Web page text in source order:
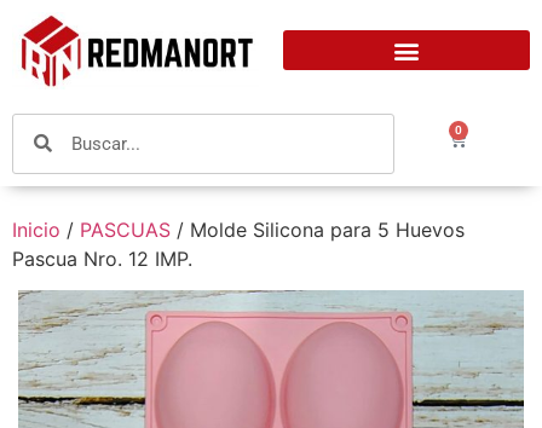
0
Inicio / PASCUAS / Molde Silicona para 5 Huevos
Pascua Nro. 12 IMP.